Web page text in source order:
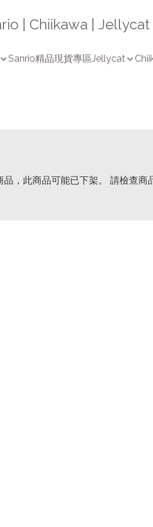
| Chiikawa |
Sanrio精品現貨專區Jellycat
，此商品可能已下架。 請檢查商